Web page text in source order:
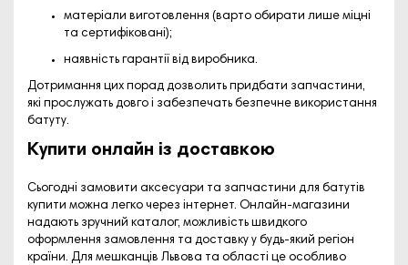
матеріали виготовлення (варто обирати лише міцні
та сертифіковані);
наявність гарантії від виробника.
Дотримання цих порад дозволить придбати запчастини,
які прослужать довго і забезпечать безпечне використання
батуту.
Купити онлайн із доставкою
Сьогодні замовити аксесуари та запчастини для батутів
купити можна легко через інтернет. Онлайн-магазини
надають зручний каталог, можливість швидкого
оформлення замовлення та доставку у будь-який регіон
країни. Для мешканців Львова та області це особливо